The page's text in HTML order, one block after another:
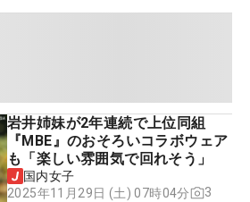
岩井姉妹が2年連続で上位同組
『MBE』のおそろいコラボウェア
も「楽しい雰囲気で回れそう」
国内女子
2025年11月29日 (土) 07時04分
3